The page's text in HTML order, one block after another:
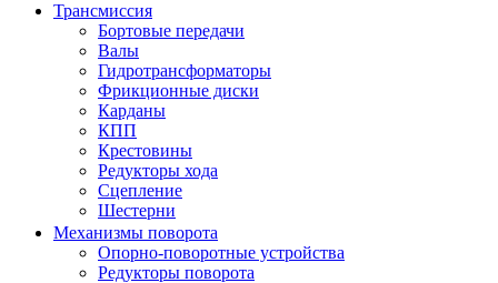
Трансмиссия
Бортовые передачи
Валы
Гидротрансформаторы
Фрикционные диски
Карданы
КПП
Крестовины
Редукторы хода
Сцепление
Шестерни
Механизмы поворота
Опорно-поворотные устройства
Редукторы поворота